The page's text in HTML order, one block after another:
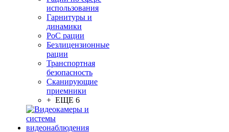
использования
Гарнитуры и
динамики
PoC рации
Безлицензионные
рации
Транспортная
безопасность
Сканирующие
приемники
+ ЕЩЕ 6